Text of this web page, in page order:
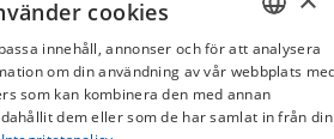
SWEDISH
FI
cookies
innehåll, annonser och för att analysera
om din användning av vår webbplats
som kan kombinera den med annan
dem eller som de har samlat in från din